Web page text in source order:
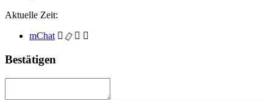
Aktuelle Zeit:
mChat
Bestätigen